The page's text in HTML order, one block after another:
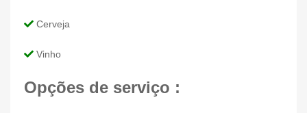
Cerveja
Vinho
Opções de serviço :